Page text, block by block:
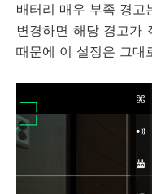
배터리 매우 부족 경고
변경하면 해당 경고가
때문에 이 설정은 그대